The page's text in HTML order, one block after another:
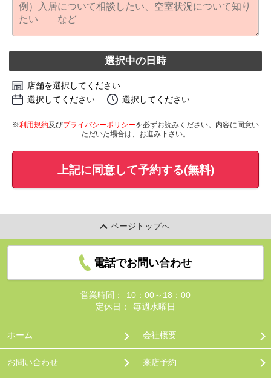
選択中の日時
店舗を選択してください
選択してください
選択してください
※利用規約及びプライバシーポリシーを必ずお読みください。内容に同意い
ただいた場合は、お進み下さい。
上記に同意して予約する(無料)
ページトップへ
電話でお問い合わせ
営業時間：
10：00～18：00
定休日：
毎週水曜日
ホーム 会社概要
お問い合わせ 来店予約